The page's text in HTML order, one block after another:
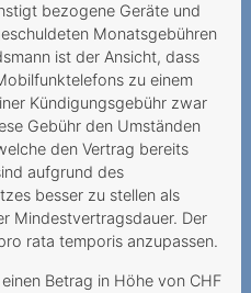
bezogene Geräte und
Monatsgebühren
ist der Ansicht, dass
zu einem
Kündigungsgebühr zwar
Gebühr den Umständen
den Vertrag bereits
aufgrund des
besser zu stellen als
Mindestvertragsdauer. Der
rata temporis anzupassen.
Betrag in Höhe von CHF
„unlimitiertes
non significa
und
Vorgehen
totale menant la
de portage à